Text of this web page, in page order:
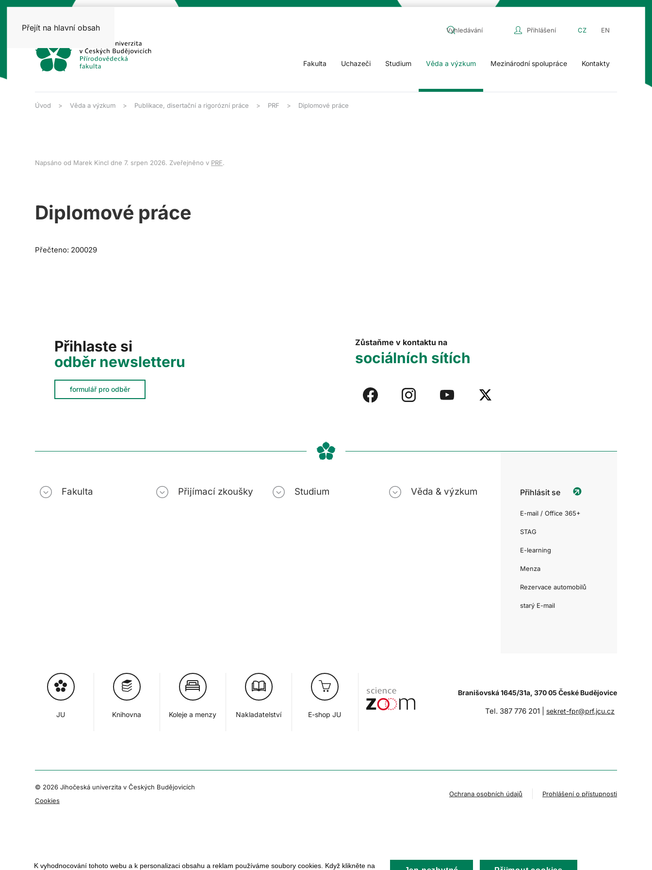
Přejít na hlavní obsah Přihlášení CZ EN
Fakulta Uchazeči Studium Věda a výzkum Mezinárodní spolupráce Kontakty
Úvod Věda a výzkum Publikace, disertační a rigorózní práce PRF Diplomové práce
Napsáno od Marek Kincl dne 7. srpen 2026. Zveřejněno v PRF.
Diplomové práce
Přečteno: 200029
Přihlaste si
odběr newsletteru
formulář pro odběr
Zůstaňme v kontaktu na
sociálních sítích
Fakulta Přijímací zkoušky Studium Věda & výzkum Přihlásit se
E-mail / Office 365+
STAG
E-learning
Menza
Rezervace automobilů
starý E-mail
JU Knihovna Koleje a menzy Nakladatelství E-shop JU
Branišovská 1645/31a, 370 05 České Budějovice
Tel. 387 776 201 | sekret-fpr@prf.jcu.cz
© 2026 Jihočeská univerzita v Českých Budějovicích
Cookies
Ochrana osobních údajů Prohlášení o přístupnosti
K vyhodnocování tohoto webu a k personalizaci obsahu a reklam používáme soubory cookies. Když klikněte na